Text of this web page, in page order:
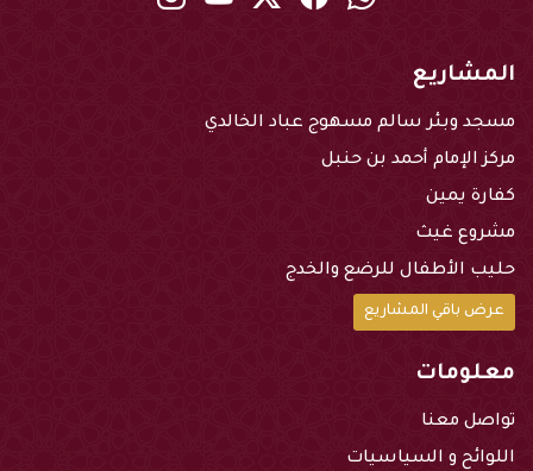
Whatsapp
Facebook
twitter
youtube
instagram
المشاريع
مسجد وبئر سالم مسهوج عباد الخالدي
مركز الإمام أحمد بن حنبل
كفارة يمين
مشروع غيث
حليب الأطفال للرضع والخدج
عرض باقي المشاريع
معلومات
تواصل معنا
اللوائح و السياسيات